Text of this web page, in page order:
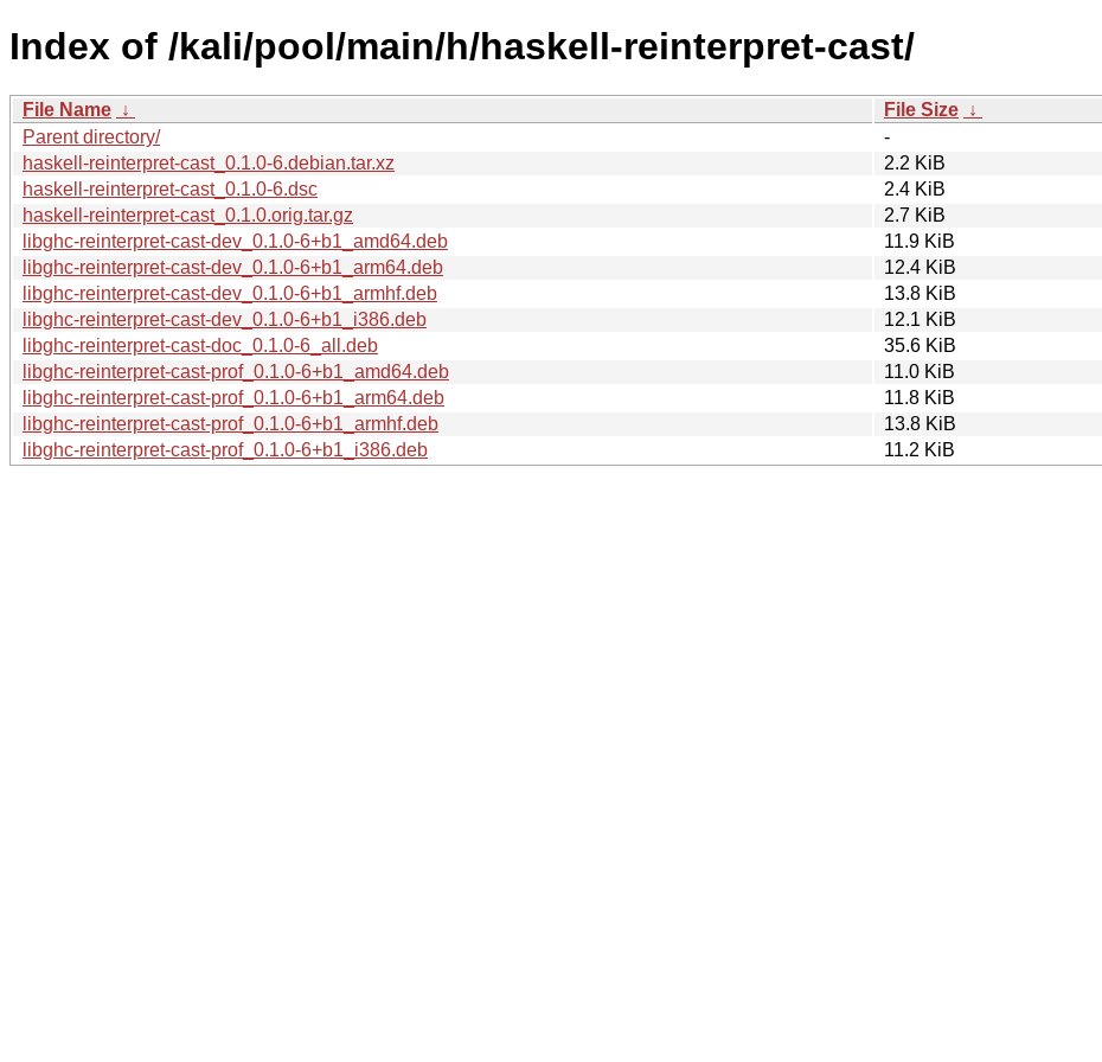
Index of /kali/pool/main/h/haskell-reinterpret-cast/
File Name ↓ File Size ↓
Parent directory/
-
haskell-reinterpret-cast_0.1.0-6.debian.tar.xz
2.2 KiB
haskell-reinterpret-cast_0.1.0-6.dsc
2.4 KiB
haskell-reinterpret-cast_0.1.0.orig.tar.gz
2.7 KiB
libghc-reinterpret-cast-dev_0.1.0-6+b1_amd64.deb
11.9 KiB
libghc-reinterpret-cast-dev_0.1.0-6+b1_arm64.deb
12.4 KiB
libghc-reinterpret-cast-dev_0.1.0-6+b1_armhf.deb
13.8 KiB
libghc-reinterpret-cast-dev_0.1.0-6+b1_i386.deb
12.1 KiB
libghc-reinterpret-cast-doc_0.1.0-6_all.deb
35.6 KiB
libghc-reinterpret-cast-prof_0.1.0-6+b1_amd64.deb
11.0 KiB
libghc-reinterpret-cast-prof_0.1.0-6+b1_arm64.deb
11.8 KiB
libghc-reinterpret-cast-prof_0.1.0-6+b1_armhf.deb
13.8 KiB
libghc-reinterpret-cast-prof_0.1.0-6+b1_i386.deb
11.2 KiB